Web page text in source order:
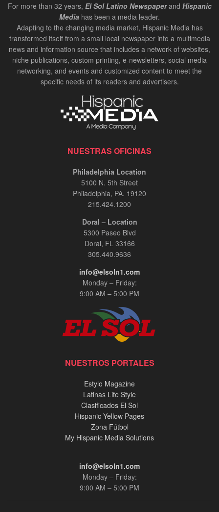
For more than 32 years, El Sol Latino Newspaperand Hispanic
Media has been a media leader.
Adapting to the changing media market, Hispanic Media has
transformed itself from a small local newspaper into a multimedia
news and information source that includes a network of websites,
niche publications, custom printing, e-newsletters, social media
networking, and events and customized content to meet the
specific needs of its readers and advertisers.
NUESTRAS OFICINAS
Philadelphia Location
5100 N. 5th Street
Philadelphia, PA. 19120
215.424.1200
Doral – Location
5300 Paseo Blvd
Doral, FL 33166
305.440.9636
info@elsoln1.com
Monday – Friday:
9:00 AM – 5:00 PM
NUESTROS PORTALES
Estylo Magazine
Latinas Life Style
Clasificados El Sol
Hispanic Yellow Pages
Zona Fútbol
My Hispanic Media Solutions
info@elsoln1.com
Monday – Friday:
9:00 AM – 5:00 PM